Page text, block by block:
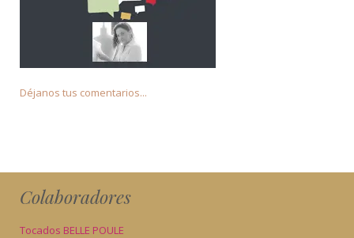
Déjanos tus comentarios...
Colaboradores
Tocados BELLE POULE